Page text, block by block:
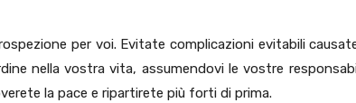
per voi. Evitate complicazioni evitabili
nella vostra vita, assumendovi le vostre
la pace e ripartirete più forti di prima.